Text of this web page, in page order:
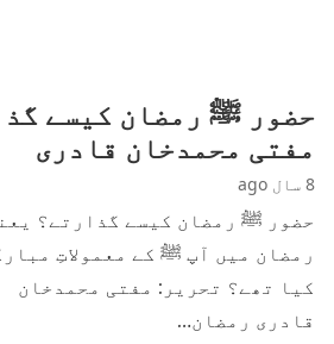
حضور ﷺ رمضان کیسے
مفتی محمدخان قادری
8 سال ago
حضور ﷺ رمضان کیسے گذارتے؟
رمضان میں آپ ﷺ کے معمولاتِ
کیا تھے؟ تحریر: مفتی محمدخان
قادری رمضان…